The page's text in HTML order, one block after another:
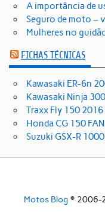
A importância de
Seguro de moto –
Mulheres no
FICHAS TÉCNICAS
Kawasaki ER-6n
Kawasaki Ninja
Traxx Fly 150 2016
Honda CG 150
Suzuki GSX-R
Motos Blog © 2006-